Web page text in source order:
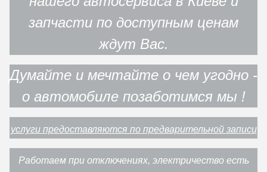
запчасти по доступным ценам
ждут Вас.
Думайте и мечтайте о чем угодно -
о автомобиле позаботимся мы !
услуги предоставляются по предварительной записи
Работаем при отключениях, электричество есть